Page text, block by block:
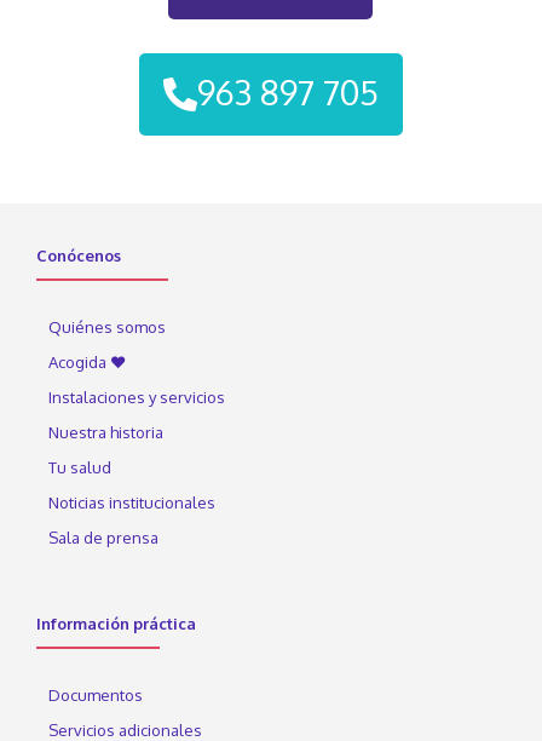
963 897 705
Conócenos
Quiénes somos
Acogida ♥
Instalaciones y servicios
Nuestra historia
Tu salud
Noticias institucionales
Sala de prensa
Información práctica
Documentos
Servicios adicionales